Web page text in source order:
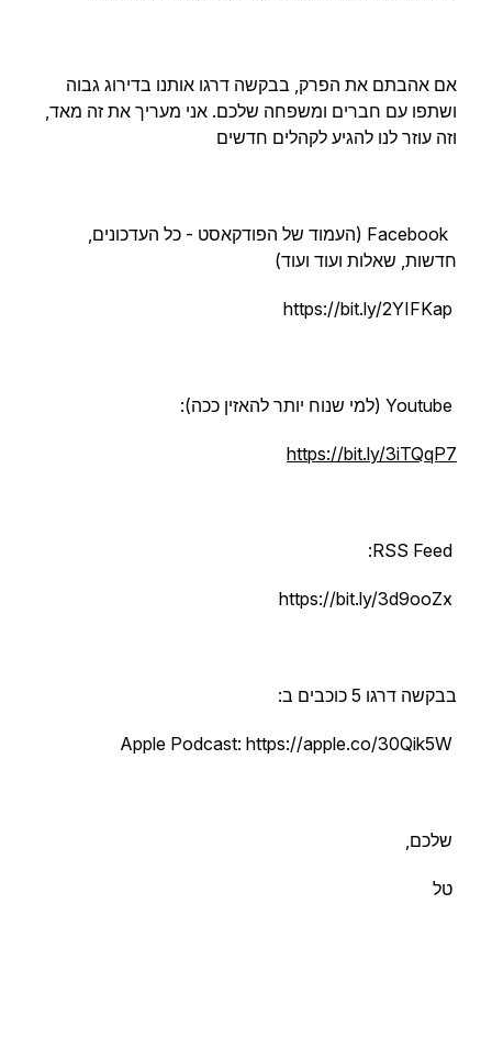
אם אהבתם את הפרק, בבקשה דרגו אותנו בדירוג גבוה
ושתפו עם חברים ומשפחה שלכם. אני מעריך את זה מאד,
וזה עוזר לנו להגיע לקהלים חדשים
Facebook (העמוד של הפודקאסט - כל העדכונים,
חדשות, שאלות ועוד ועוד)
https://bit.ly/3iTQqP7
בבקשה דרגו 5 כוכבים ב:
שלכם,
טל